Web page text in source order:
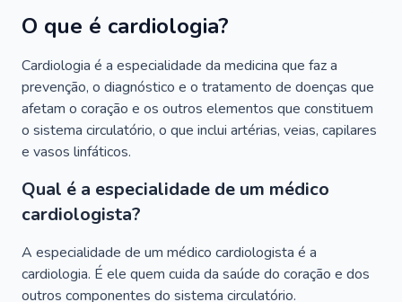
O que é cardiologia?
Cardiologia é a especialidade da medicina que faz a
prevenção, o diagnóstico e o tratamento de doenças que
afetam o coração e os outros elementos que constituem
o sistema circulatório, o que inclui artérias, veias, capilares
e vasos linfáticos.
Qual é a especialidade de um médico
cardiologista?
A especialidade de um médico cardiologista é a
cardiologia. É ele quem cuida da saúde do coração e dos
outros componentes do sistema circulatório.